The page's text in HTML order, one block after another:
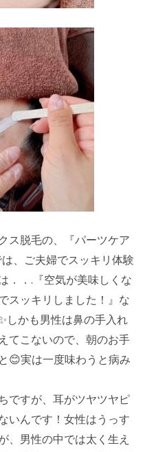
ス脱毛の、『パーツケア
は、ご夫婦でスッキリ体験
．．.『空気が美味しくな
スッキリしました！』な
しかも男性は鼻の手入れ
てこないので、朝のお手
😊実は一度味わうと病み
ですが、耳がツヤツヤピ
いんです！女性はうっす
、男性の中では太く生え